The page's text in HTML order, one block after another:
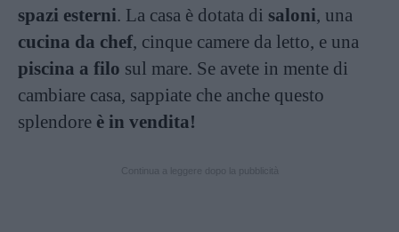
spazi esterni. La casa è dotata di saloni, una
cucina da chef, cinque camere da letto, e una
piscina a filo sul mare. Se avete in mente di
cambiare casa, sappiate che anche questo
splendore è in vendita!